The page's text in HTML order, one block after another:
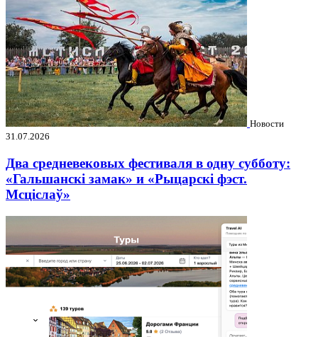
Новости
31.07.2026
Два средневековых фестиваля в одну субботу:
«Гальшанскі замак» и «Рыцарскі фэст.
Мсціслаў»